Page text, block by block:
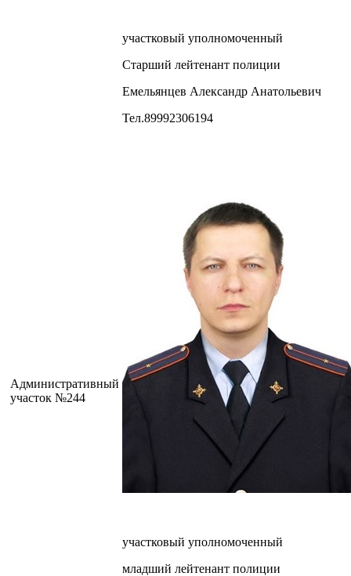
участковый уполномоченный
Старший лейтенант полиции
Емельянцев Александр Анатольевич
Тел.89992306194
Административный
участок №244
участковый уполномоченный
младший лейтенант полиции